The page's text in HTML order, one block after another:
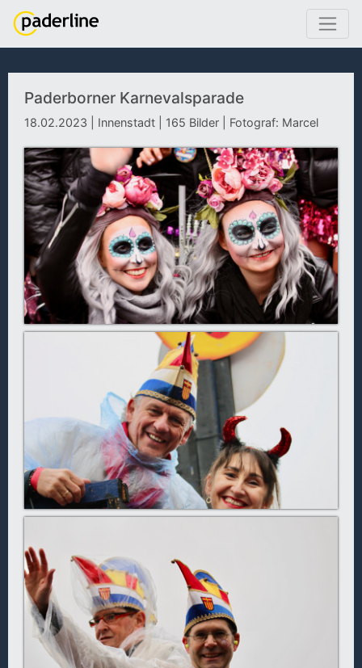
Paderborner Karnevalsparade
18.02.2023 | Innenstadt | 165 Bilder | Fotograf: Marcel